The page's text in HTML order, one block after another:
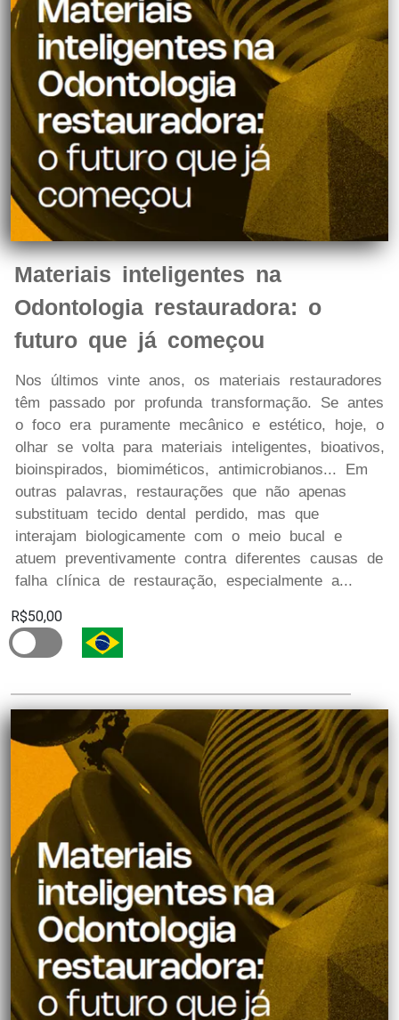
Materiais inteligentes na
Odontologia restauradora: o
futuro que já começou
Nos últimos vinte anos, os materiais restauradores
têm passado por profunda transformação. Se antes
o foco era puramente mecânico e estético, hoje, o
olhar se volta para materiais inteligentes, bioativos,
bioinspirados, biomiméticos, antimicrobianos... Em
outras palavras, restaurações que não apenas
substituam tecido dental perdido, mas que
interajam biologicamente com o meio bucal e
atuem preventivamente contra diferentes causas de
falha clínica de restauração, especialmente a...
R$50,00